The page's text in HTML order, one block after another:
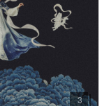
3